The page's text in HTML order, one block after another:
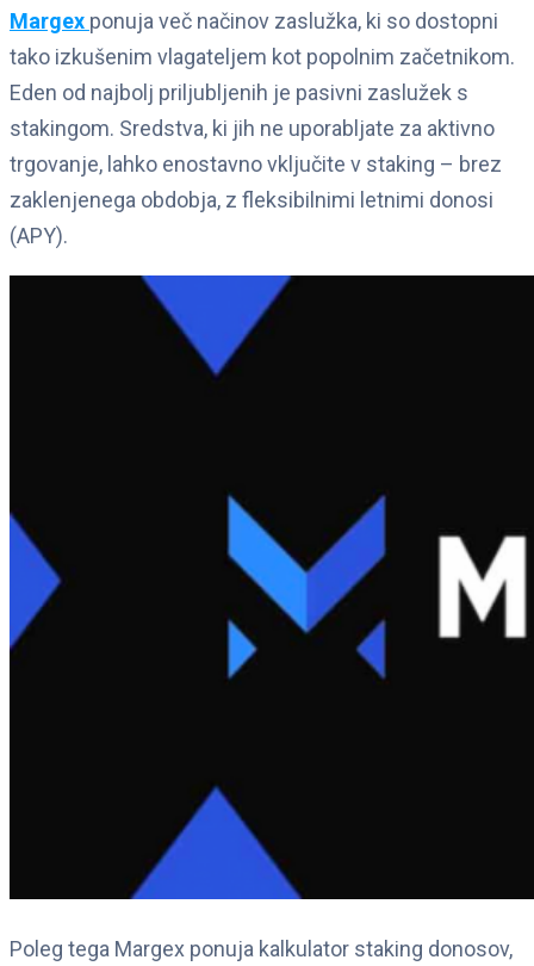
Margex ponuja več načinov zaslužka, ki so dostopni
tako izkušenim vlagateljem kot popolnim začetnikom.
Eden od najbolj priljubljenih je pasivni zaslužek s
stakingom. Sredstva, ki jih ne uporabljate za aktivno
trgovanje, lahko enostavno vključite v staking – brez
zaklenjenega obdobja, z fleksibilnimi letnimi donosi
(APY).
Poleg tega Margex ponuja kalkulator staking donosov,